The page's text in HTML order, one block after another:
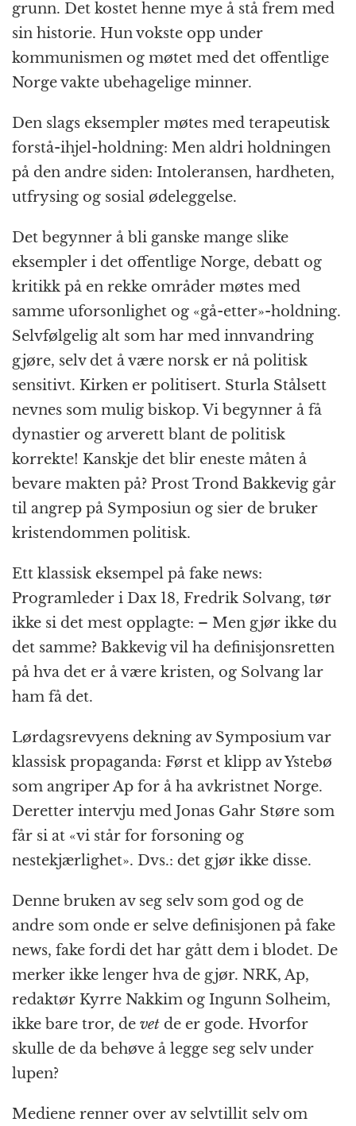
grunn. Det kostet henne mye å stå frem med
sin historie. Hun vokste opp under
kommunismen og møtet med det offentlige
Norge vakte ubehagelige minner.
Den slags eksempler møtes med terapeutisk
forstå-ihjel-holdning: Men aldri holdningen
på den andre siden: Intoleransen, hardheten,
utfrysing og sosial ødeleggelse.
Det begynner å bli ganske mange slike
eksempler i det offentlige Norge, debatt og
kritikk på en rekke områder møtes med
samme uforsonlighet og «gå-etter»-holdning.
Selvfølgelig alt som har med innvandring
gjøre, selv det å være norsk er nå politisk
sensitivt. Kirken er politisert. Sturla Stålsett
nevnes som mulig biskop. Vi begynner å få
dynastier og arverett blant de politisk
korrekte! Kanskje det blir eneste måten å
bevare makten på? Prost Trond Bakkevig går
til angrep på Symposiun og sier de bruker
kristendommen politisk.
Ett klassisk eksempel på fake news:
Programleder i Dax 18, Fredrik Solvang, tør
ikke si det mest opplagte: – Men gjør ikke du
det samme? Bakkevig vil ha definisjonsretten
på hva det er å være kristen, og Solvang lar
ham få det.
Lørdagsrevyens dekning av Symposium var
klassisk propaganda: Først et klipp av Ystebø
som angriper Ap for å ha avkristnet Norge.
Deretter intervju med Jonas Gahr Støre som
får si at «vi står for forsoning og
nestekjærlighet». Dvs.: det gjør ikke disse.
Denne bruken av seg selv som god og de
andre som onde er selve definisjonen på fake
news, fake fordi det har gått dem i blodet. De
merker ikke lenger hva de gjør. NRK, Ap,
redaktør Kyrre Nakkim og Ingunn Solheim,
ikke bare tror, de vet de er gode. Hvorfor
skulle de da behøve å legge seg selv under
lupen?
Mediene renner over av selvtillit selv om